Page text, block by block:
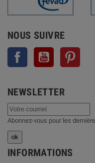
NOUS SUIVRE
Facebook YouTube
NEWSLETTER
Abonnez-vous pour les
INFORMATIONS